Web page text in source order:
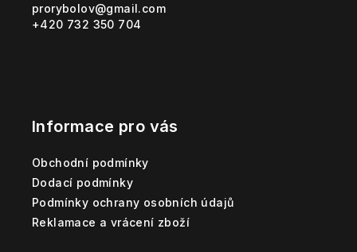
prorybolov@gmail.com
+420 732 350 704
Informace pro vás
Obchodní podmínky
Dodací podmínky
Podmínky ochrany osobních údajů
Reklamace a vrácení zboží